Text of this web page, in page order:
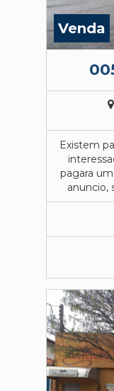
Venda
Existem
pagara
anuncio,